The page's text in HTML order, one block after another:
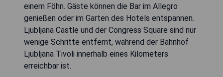
einem Föhn. Gäste können die Bar im Allegro
genießen oder im Garten des Hotels entspannen.
Ljubljana Castle und der Congress Square sind nur
wenige Schritte entfernt, während der Bahnhof
Ljubljana Tivoli innerhalb eines Kilometers
erreichbar ist.